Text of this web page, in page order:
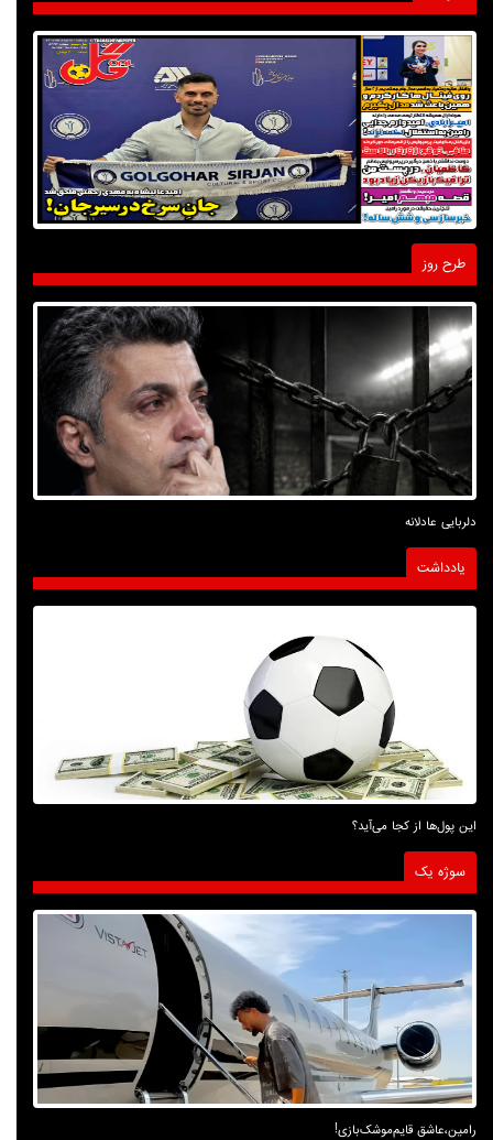
طرح روز
دلربایی عادلانه
یادداشت
این پول‌ها از کجا می‌آید؟
سوژه یک
رامین،عاشق قایم‌موشک‌بازی!